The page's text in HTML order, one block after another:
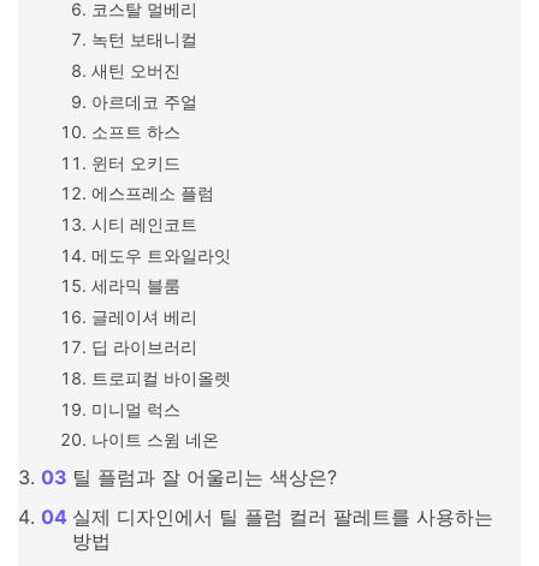
코스탈 멀베리
녹턴 보태니컬
새틴 오버진
아르데코 주얼
소프트 하스
윈터 오키드
에스프레소 플럼
시티 레인코트
메도우 트와일라잇
세라믹 블룸
글레이셔 베리
딥 라이브러리
트로피컬 바이올렛
미니멀 럭스
나이트 스윔 네온
틸 플럼과 잘 어울리는 색상은?
실제 디자인에서 틸 플럼 컬러 팔레트를 사용하는
방법